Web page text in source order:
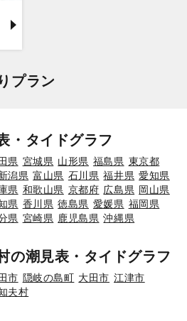
プラン
・タイドグラフ
県 宮城県 山形県 福島県 東京都
潟県 富山県 石川県 福井県 愛知県
県 和歌山県 京都府 広島県 岡山県
県 香川県 徳島県 愛媛県 福岡県
県 宮崎県 鹿児島県 沖縄県
の潮見表・タイドグラフ
市 隠岐の島町 大田市 江津市
夫村